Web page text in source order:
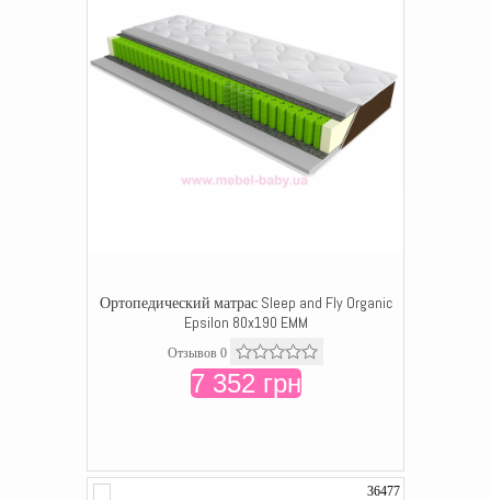
Ортопедический матрас Sleep and Fly Organic
Epsilon 80x190 EMM
Отзывов 0
7 352 грн
36477